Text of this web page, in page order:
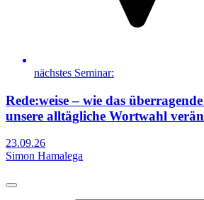
nächstes Seminar:
Rede:weise – wie das
unsere alltägliche Wortwahl
23.09.26
Simon Hamalega